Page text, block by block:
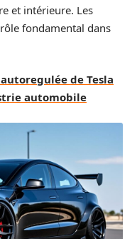
et intérieure. Les
fondamental dans
de Tesla
automobile